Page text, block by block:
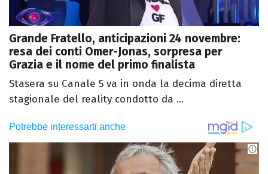
Grande Fratello, anticipazioni 24 novembre:
resa dei conti Omer-Jonas, sorpresa per
Grazia e il nome del primo finalista
Stasera su Canale 5 va in onda la decima diretta
stagionale del reality condotto da ...